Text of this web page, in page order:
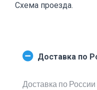
Схема проезда.
Доставка по
Доставка по России